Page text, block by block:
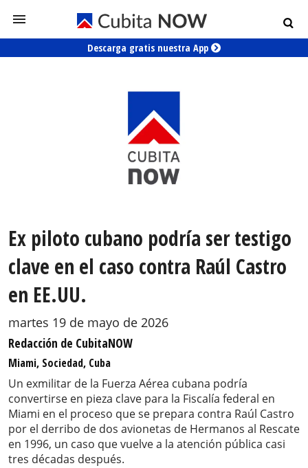
Descarga gratis nuestra App
Ex piloto cubano podría ser testigo
clave en el caso contra Raúl Castro
en EE.UU.
martes 19 de mayo de 2026
Redacción de CubitaNOW
Miami, Sociedad, Cuba
Un exmilitar de la Fuerza Aérea cubana podría
convertirse en pieza clave para la Fiscalía federal en
Miami en el proceso que se prepara contra Raúl Castro
por el derribo de dos avionetas de Hermanos al Rescate
en 1996, un caso que vuelve a la atención pública casi
tres décadas después.